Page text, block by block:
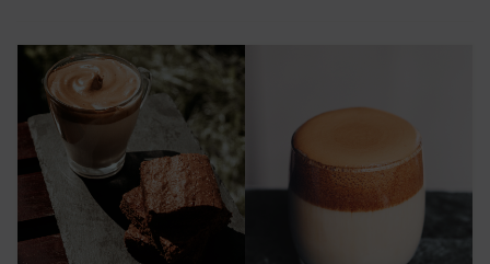
無麩質食物清單一覽：燕麥、麵包還有餅乾，
早餐這樣料理最適合！
早上沒時間做早餐？10 款隔夜更美味的燕麥粥
簡單料理